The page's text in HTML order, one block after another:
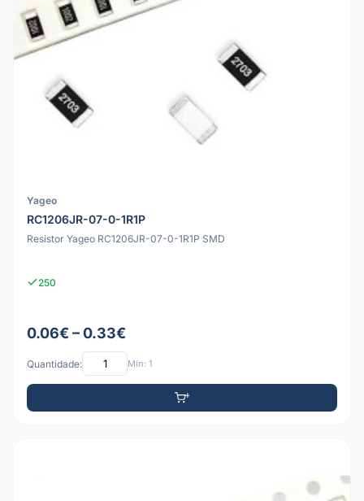
Yageo
RC1206JR-07-0-1R1P
Resistor Yageo RC1206JR-07-0-1R1P SMD
250
0.06€ – 0.33€
Quantidade: Mín: 1